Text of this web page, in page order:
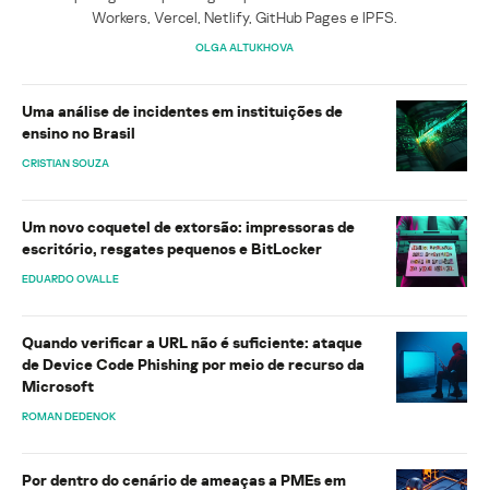
Workers, Vercel, Netlify, GitHub Pages e IPFS.
OLGA ALTUKHOVA
Uma análise de incidentes em instituições de
ensino no Brasil
CRISTIAN SOUZA
Um novo coquetel de extorsão: impressoras de
escritório, resgates pequenos e BitLocker
EDUARDO OVALLE
Quando verificar a URL não é suficiente: ataque
de Device Code Phishing por meio de recurso da
Microsoft
ROMAN DEDENOK
Por dentro do cenário de ameaças a PMEs em